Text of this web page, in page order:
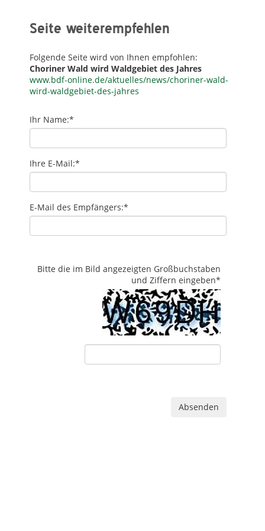
Seite weiterempfehlen
Folgende Seite wird von Ihnen empfohlen:
Choriner Wald wird Waldgebiet des Jahres
www.bdf-online.de/aktuelles/news/choriner-wald-
wird-waldgebiet-des-jahres
Ihr Name:*
Ihre E-Mail:*
E-Mail des Empfängers:*
Bitte die im Bild angezeigten Großbuchstaben
und Ziffern eingeben*
Absenden